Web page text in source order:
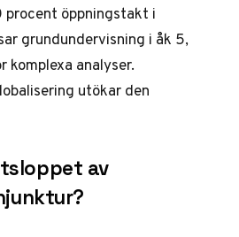
procent öppningstakt i
grundundervisning i åk 5,
komplexa analyser.
utökar den
av